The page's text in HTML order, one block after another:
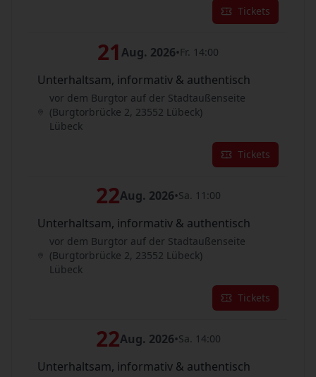
Tickets
21 Aug. 2026•Fr. 14:00
Unterhaltsam, informativ & authentisch
vor dem Burgtor auf der Stadtaußenseite
(Burgtorbrücke 2, 23552 Lübeck)
Lübeck
Tickets
22Aug. 2026•Sa. 11:00
Unterhaltsam, informativ & authentisch
vor dem Burgtor auf der Stadtaußenseite
(Burgtorbrücke 2, 23552 Lübeck)
Lübeck
Tickets
22Aug. 2026•Sa. 14:00
Unterhaltsam, informativ & authentisch